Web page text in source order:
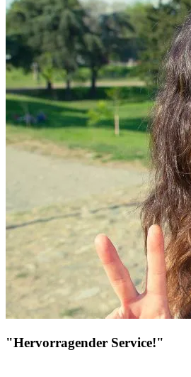
"Hervorragender Service!"